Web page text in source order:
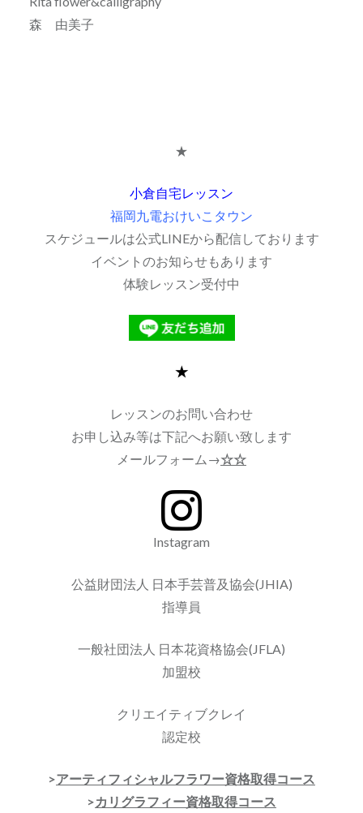
森 由美子
★
小倉自宅レッスン
福岡九電おけいこタウン
スケジュールは公式LINEから配信しております
イベントのお知らせもあります
体験レッスン受付中
★
レッスンのお問い合わせ
お申し込み等は下記へお願い致します
メールフォーム→☆☆
Instagram
公益財団法人 日本手芸普及協会(JHIA)
指導員
一般社団法人 日本花資格協会(JFLA)
加盟校
クリエイティブクレイ
認定校
>アーティフィシャルフラワー資格取得コース
>カリグラフィー資格取得コース